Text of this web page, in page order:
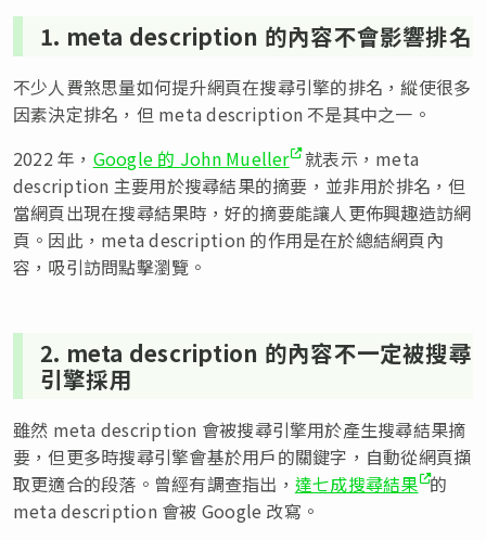
1. meta description 的內容不會影響排名
不少人費煞思量如何提升網頁在搜尋引擎的排名，縱使很多
因素決定排名，但 meta description 不是其中之一。
2022 年， Google 的 John Mueller 就表示，meta
description 主要用於搜尋結果的摘要，並非用於排名，但
當網頁出現在搜尋結果時，好的摘要能讓人更佈興趣造訪網
頁。因此，meta description 的作用是在於總結網頁內
容，吸引訪問點擊瀏覽。
2. meta description 的內容不一定被搜尋
引擎採用
雖然 meta description 會被搜尋引擎用於產生搜尋結果摘
要，但更多時搜尋引擎會基於用戶的關鍵字，自動從網頁擷
取更適合的段落。曾經有調查指出， 達七成搜尋結果 的
meta description 會被 Google 改寫。